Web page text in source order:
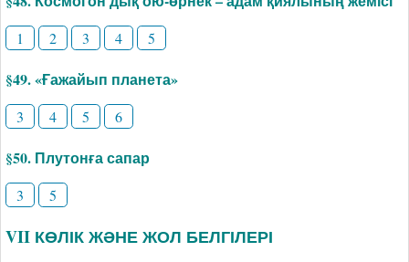
1 2 3 4 5
§49. «Ғажайып планета»
3 4 5 6
§50. Плутонға сапар
3 5
VII КӨЛІК ЖӘНЕ ЖОЛ БЕЛГІЛЕРІ